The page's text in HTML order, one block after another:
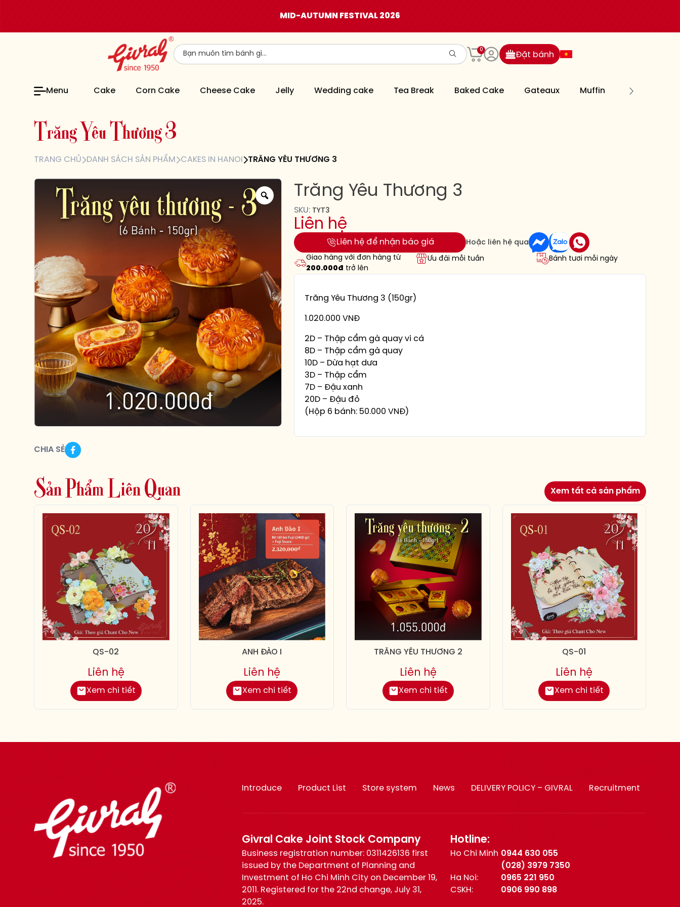
MID-AUTUMN FESTIVAL 2026
0
Đặt bánh
Menu Cake Corn Cake Cheese Cake Jelly Wedding cake Tea Break Baked Cake Gateaux Muffin Cookies
răng Yêu Thương 3
TRANG CHỦ DANH SÁCH SẢN PHẨM CAKES IN HANOI TRĂNG YÊU THƯƠNG 3
CHIA SẺ
Trăng Yêu Thương 3
SKU: TYT3
Liên hệ
Liên hệ để nhận báo giá Hoặc liên hệ qua
Giao hàng với đơn hàng từ
200.000đ trở lên
Ưu đãi mỗi tuần Bánh tươi mỗi ngày
Trăng Yêu Thương 3 (150gr)
1.020.000 VNĐ
2D – Thập cẩm gà quay vi cá
8D – Thập cẩm gà quay
10D – Dừa hạt dưa
3D – Thập cẩm
7D – Đậu xanh
20D – Đậu đỏ
(Hộp 6 bánh: 50.000 VNĐ)
Sản Phẩm Liên Quan Xem tất cả sản phẩm
QS-02
Xem chi tiết
Liên hệ
ANH ĐÀO I
Xem chi tiết
Liên hệ
TRĂNG YÊU THƯƠNG 2
Xem chi tiết
Liên hệ
QS-01
Xem chi tiết
Liên hệ
Introduce Product List Store system News DELIVERY POLICY – GIVRAL Recruitment
Givral Cake Joint Stock Company
Business registration number: 0311426136 first
issued by the Department of Planning and
Investment of Ho Chi Minh City on December 19,
2011. Registered for the 22nd change, July 31,
2025.
Hotline:
Ho Chi Minh 0944 630 055
(028) 3979 7350
Ha Noi:
0965 221 950
CSKH:
0906 990 898